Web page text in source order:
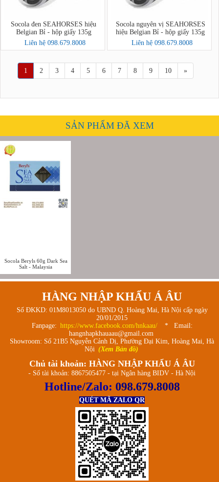
Socola đen SEAHORSES hiệu
Belgian Bỉ - hộp giấy 135g
Liên hệ 098.679.8008
Socola nguyên vị SEAHORSES
hiệu Belgian Bỉ - hộp giấy 135g
Liên hệ 098.679.8008
1 2 3 4 5 6 7 8 9 10 »
SẢN PHẨM ĐÃ XEM
Socola Beryls 60g Dark Sea
Salt - Malaysia
HÀNG NHẬP KHẨU Á ÂU
Số ĐKKD: 01M8013050 do UBND Q. Hoàng Mai, Hà Nội cấp ngày
20/01/2015
Fanpage: https://www.facebook.com/hnkaau/
* Email:
hangnhapkhauaau@gmail.com
Showroom: Số 21B5 Nguyễn Cảnh Dị, Phường Đại Kim, Hoàng Mai, Hà
Nội (Xem Bản đồ)
Chủ tài khoản: HÀNG NHẬP KHẨU Á ÂU
- Số tài khoản: 8867505477 - tại Ngân hàng BIDV - Hà Nội
Hotline/Zalo: 098.679.8008
QUÉT MÃ ZALO QR